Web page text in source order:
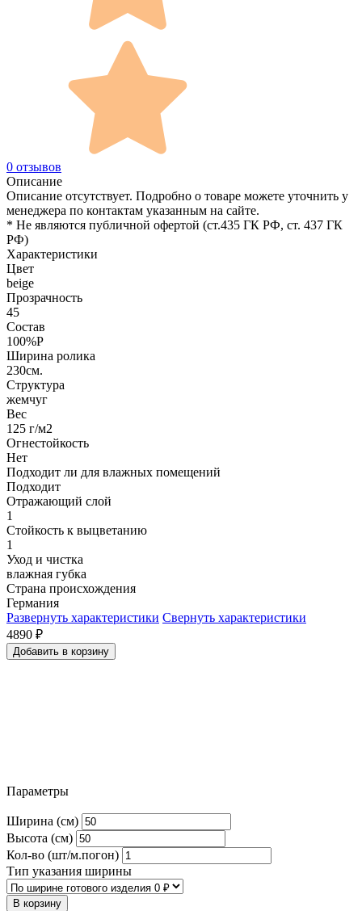
0 отзывов
Описание
Описание отсутствует. Подробно о товаре можете уточнить у
менеджера по контактам указанным на сайте.
* Не являются публичной офертой (ст.435 ГК РФ, cт. 437 ГК
РФ)
Характеристики
Цвет
beige
Прозрачность
45
Состав
100%P
Ширина ролика
230см.
Структура
жемчуг
Вес
125 г/м2
Огнестойкость
Нет
Подходит ли для влажных помещений
Подходит
Отражающий слой
1
Стойкость к выцветанию
1
Уход и чистка
влажная губка
Страна происхождения
Германия
Развернуть характеристики Свернуть характеристики
4890 ₽
Добавить в корзину
Параметры
Ширина (см)
Высота (см)
Кол-во (шт/м.погон)
Тип указания ширины
В корзину